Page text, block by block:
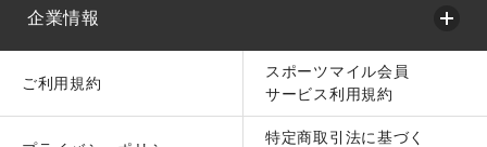
企業情報
ご利用規約
スポーツマイル会員
サービス利用規約
特定商取引法に基づく